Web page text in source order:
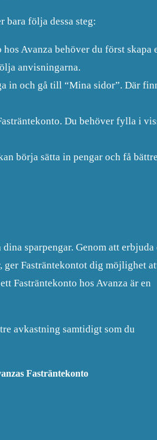
bara följa dessa steg:
Avanza behöver du först skapa
anvisningarna.
in och gå till “Mina sidor”. Där
Du behöver fylla i
börja sätta in pengar och få bättre
sparpengar. Genom att erbjuda
Fasträntekontot dig möjlighet
Fasträntekonto hos Avanza är en
avkastning samtidigt som du
Fasträntekonto